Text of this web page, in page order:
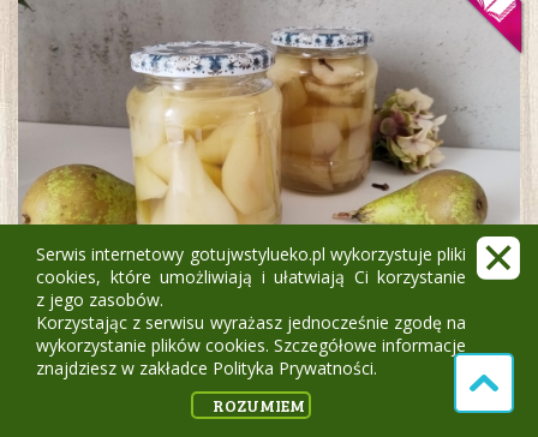
Gruszki w zalewie octowej
Paulina Jasińska
8 30 min
Serwis internetowy gotujwstylueko.pl wykorzystuje pliki
cookies, które umożliwiają i ułatwiają Ci korzystanie
z jego zasobów.
Korzystając z serwisu wyrażasz jednocześnie zgodę na
wykorzystanie plików cookies. Szczegółowe informacje
znajdziesz w zakładce Polityka Prywatności.
ROZUMIEM